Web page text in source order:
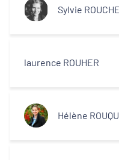
Equipe
Sylvie
laurence ROUHER
Hélène